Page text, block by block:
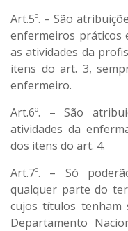
Art.5º. – São
enfermeiros práticos
as atividades da
itens do art. 3,
enfermeiro.
Art.6º. – São
atividades da
dos itens do art. 4.
Art.7º. – Só
qualquer parte do
cujos títulos tenham
Departamento